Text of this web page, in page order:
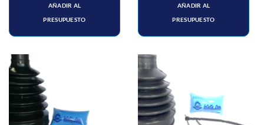
AÑADIR AL
PRESUPUESTO
AÑADIR AL
PRESUPUESTO